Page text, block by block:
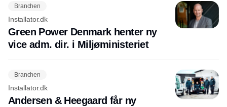
Branchen
Installator.dk
Green Power Denmark henter ny
vice adm. dir. i Miljøministeriet
Branchen
Installator.dk
Andersen & Heegaard får ny